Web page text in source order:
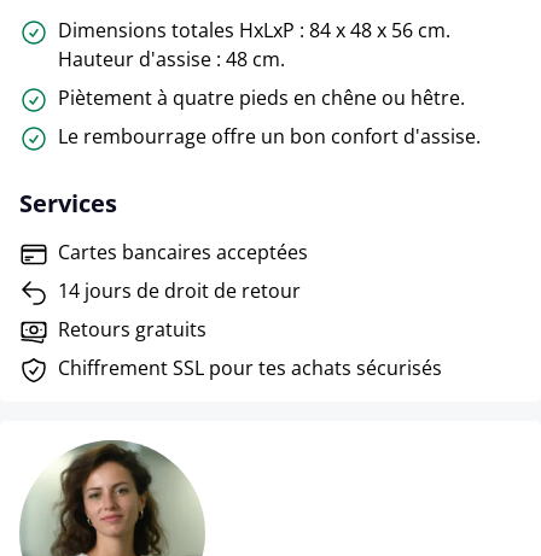
Dimensions totales HxLxP : 84 x 48 x 56 cm.
Hauteur d'assise : 48 cm.
Piètement à quatre pieds en chêne ou hêtre.
Le rembourrage offre un bon confort d'assise.
Services
Cartes bancaires acceptées
14 jours de droit de retour
Retours gratuits
Chiffrement SSL pour tes achats sécurisés